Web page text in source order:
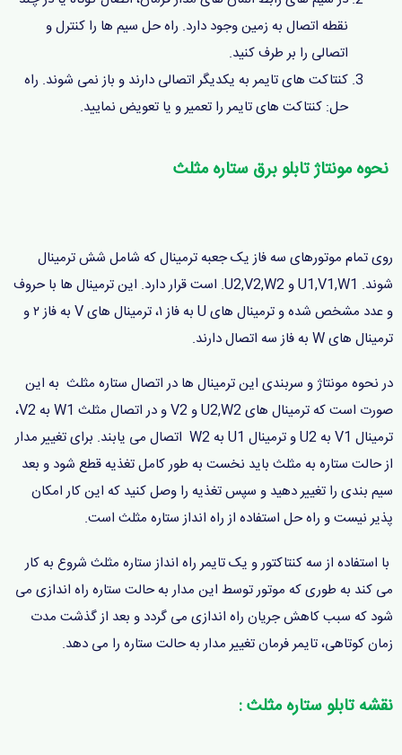
نقطه اتصال به زمین وجود دارد. راه حل سیم ها را کنترل و
اتصالی را بر طرف کنید.
کنتاکت های تایمر به یکدیگر اتصالی دارند و باز نمی شوند. راه
حل: کنتاکت های تایمر را تعمیر و یا تعویض نمایید.
نحوه مونتاژ تابلو برق ستاره مثلث
روی تمام موتورهای سه فاز یک جعبه ترمینال که شامل شش ترمینال
شوند. U1,V1,W1 و U2,V2,W2. است قرار دارد. این ترمینال ها با حروف
و عدد مشخص شده و ترمینال های U به فاز ۱، ترمینال های V به فاز ۲ و
ترمینال های W به فاز سه اتصال دارند.
در نحوه مونتاژ و سربندی این ترمینال ها در اتصال ستاره مثلث به این
صورت است که ترمینال های U2,W2 و V2 و در اتصال مثلث W1 به V2،
ترمینال V1 به U2 و ترمینال U1 به W2 اتصال می یابند. برای تغییر مدار
از حالت ستاره به مثلث باید نخست به طور کامل تغذیه قطع شود و بعد
سیم بندی را تغییر دهید و سپس تغذیه را وصل کنید که این کار امکان
پذیر نیست و راه حل استفاده از راه انداز ستاره مثلث است.
با استفاده از سه کنتاکتور و یک تایمر راه انداز ستاره مثلث شروع به کار
می کند به طوری که موتور توسط این مدار به حالت ستاره راه اندازی می
شود که سبب کاهش جریان راه اندازی می گردد و بعد از گذشت مدت
زمان کوتاهی، تایمر فرمان تغییر مدار به حالت ستاره را می دهد.
نقشه تابلو ستاره مثلث :